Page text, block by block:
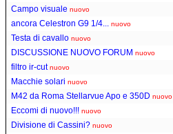
Campo visuale nuovo
ancora Celestron G9 1/4... nuovo
Testa di cavallo nuovo
DISCUSSIONE NUOVO FORUM nuovo
filtro ir-cut nuovo
Macchie solari nuovo
M42 da Roma Stellarvue Apo e 350D nuovo
Eccomi di nuovo!!! nuovo
Divisione di Cassini? nuovo